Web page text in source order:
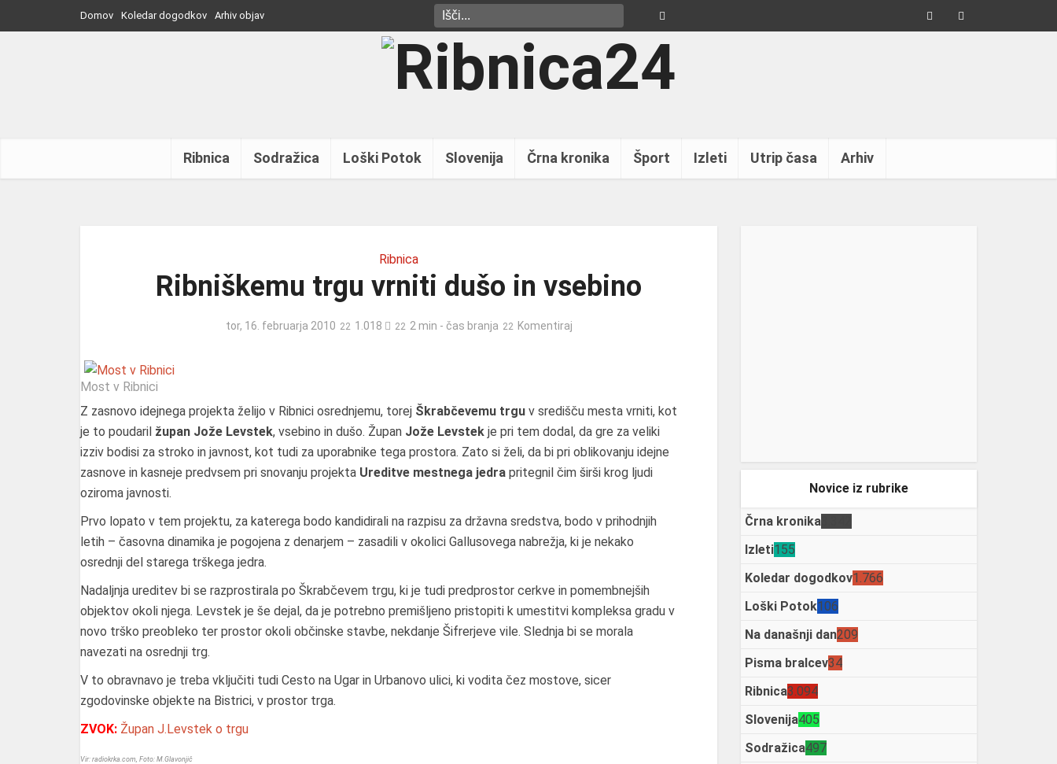
Domov Koledar dogodkov Arhiv objav
Ribnica Sodražica Loški Potok Slovenija Črna kronika Šport Izleti Utrip časa Arhiv
Ribnica
Ribniškemu trgu vrniti dušo in vsebino
tor, 16. februarja 2010 1.018 2 min - čas branja Komentiraj
Most v Ribnici
Z zasnovo idejnega projekta želijo v Ribnici osrednjemu, torej Škrabčevemu trgu v središču mesta vrniti, kot
je to poudaril župan Jože Levstek, vsebino in dušo. Župan Jože Levstek je pri tem dodal, da gre za veliki
izziv bodisi za stroko in javnost, kot tudi za uporabnike tega prostora. Zato si želi, da bi pri oblikovanju idejne
zasnove in kasneje predvsem pri snovanju projekta Ureditve mestnega jedra pritegnil čim širši krog ljudi
oziroma javnosti.
Prvo lopato v tem projektu, za katerega bodo kandidirali na razpisu za državna sredstva, bodo v prihodnjih
letih – časovna dinamika je pogojena z denarjem – zasadili v okolici Gallusovega nabrežja, ki je nekako
osrednji del starega trškega jedra.
Nadaljnja ureditev bi se razprostirala po Škrabčevem trgu, ki je tudi predprostor cerkve in pomembnejših
objektov okoli njega. Levstek je še dejal, da je potrebno premišljeno pristopiti k umestitvi kompleksa gradu v
novo trško preobleko ter prostor okoli občinske stavbe, nekdanje Šifrerjeve vile. Slednja bi se morala
navezati na osrednji trg.
V to obravnavo je treba vključiti tudi Cesto na Ugar in Urbanovo ulici, ki vodita čez mostove, sicer
zgodovinske objekte na Bistrici, v prostor trga.
ZVOK: Župan J.Levstek o trgu
Vir: radiokrka.com, Foto: M.Glavonjič
Novice iz rubrike
Črna kronika
Izleti155
Koledar dogodkov1.766
Loški Potok106
Na današnji dan209
Pisma bralcev34
Ribnica3.094
Slovenija405
Sodražica497